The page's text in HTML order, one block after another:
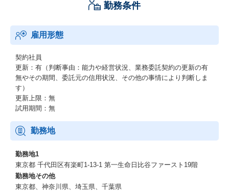
勤務条件
雇用形態
契約社員
更新：有（判断事由：能力や経営状況、業務委託契約の更新の有
無やその期間、委託元の信用状況、その他の事情により判断しま
す）
更新上限：無
試用期間：無
勤務地
勤務地1
東京都 千代田区有楽町1-13-1 第一生命日比谷ファースト19階
勤務地その他
東京都、神奈川県、埼玉県、千葉県